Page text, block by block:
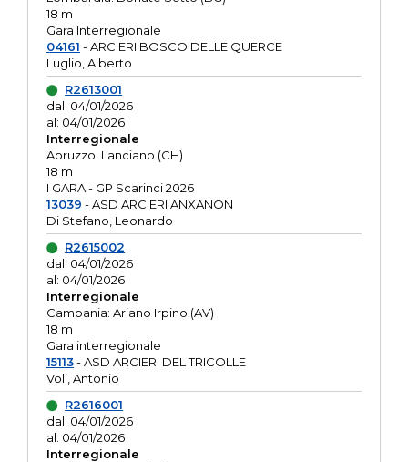
18 m
Gara Interregionale
04161 - ARCIERI BOSCO DELLE QUERCE
Luglio, Alberto
R2613001
dal: 04/01/2026
al: 04/01/2026
Interregionale
Abruzzo: Lanciano (CH)
18 m
I GARA - GP Scarinci 2026
13039 - ASD ARCIERI ANXANON
Di Stefano, Leonardo
R2615002
dal: 04/01/2026
al: 04/01/2026
Interregionale
Campania: Ariano Irpino (AV)
18 m
Gara interregionale
15113- ASD ARCIERI DEL TRICOLLE
Voli, Antonio
R2616001
dal: 04/01/2026
al: 04/01/2026
Interregionale